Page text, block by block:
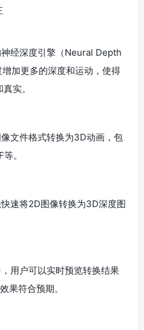
经深度引擎（Neural Depth
加更多的深度和运动，使得
实。
文件格式转换为3D动画，包
。
速将2D图像转换为3D深度图
用户可以实时预览转换结果
果符合预期。